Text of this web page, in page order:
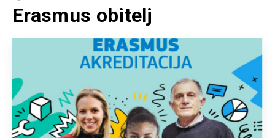
Erasmus obitelj